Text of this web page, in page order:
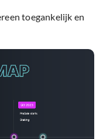
toegankelijk en